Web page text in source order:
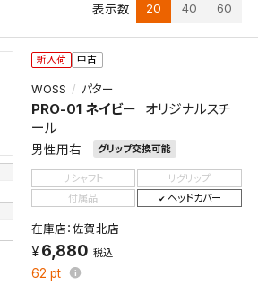
表示数 20 40 60
新入荷 中古
WOSS パター
PRO-01 ネイビー
オリジナルスチ
ール
男性用右 グリップ交換可能
リシャフト
リグリップ
付属品
ヘッドカバー
在庫店：佐賀北店
6,880 税込
62 pt